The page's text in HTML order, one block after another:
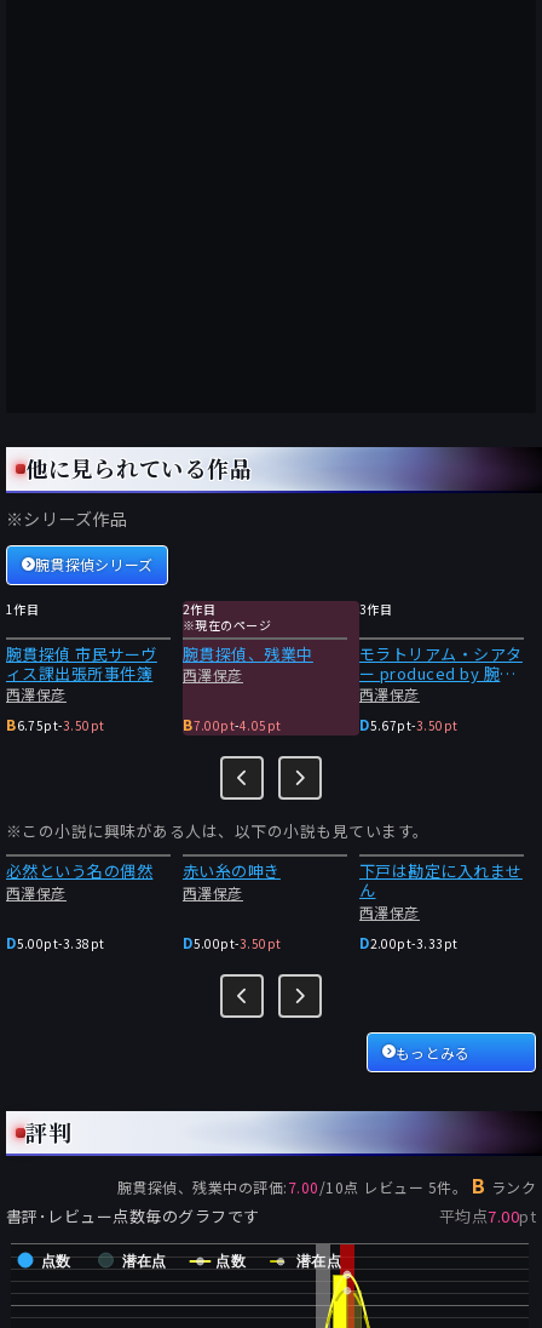
他に見られている作品
※シリーズ作品
腕貫探偵シリーズ
1作目
腕貫探偵 市民サーヴ
ィス課出張所事件簿
西澤保彦
B6.75pt-3.50pt
2作目
※現在のページ
腕貫探偵、残業中
西澤保彦
B7.00pt-4.05pt
3作目
モラトリアム・シアタ
ー produced by 腕貫
探偵
西澤保彦
D5.67pt-3.50pt
※この小説に興味がある人は、以下の小説も見ています。
必然という名の偶然
西澤保彦
D5.00pt-3.38pt
赤い糸の呻き
西澤保彦
D5.00pt-3.50pt
下戸は勘定に入れませ
ん
西澤保彦
D2.00pt-3.33pt
もっとみる
評判
腕貫探偵、残業中の評価:7.00/10点 レビュー 5件。 B ランク
書評･レビュー点数毎のグラフです 平均点7.00pt
点数 潜在点 点数 潜在点